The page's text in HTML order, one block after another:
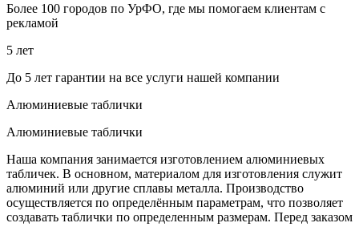
Более 100 городов по УрФО, где мы помогаем клиентам с
рекламой
5 лет
До 5 лет гарантии на все услуги нашей компании
Алюминиевые таблички
Алюминиевые таблички
Наша компания занимается изготовлением алюминиевых
табличек. В основном, материалом для изготовления служит
алюминий или другие сплавы металла. Производство
осуществляется по определённым параметрам, что позволяет
создавать таблички по определенным размерам. Перед заказом